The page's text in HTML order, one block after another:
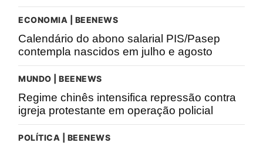
ECONOMIA | BEENEWS
Calendário do abono salarial PIS/Pasep
contempla nascidos em julho e agosto
MUNDO | BEENEWS
Regime chinês intensifica repressão contra
igreja protestante em operação policial
POLÍTICA | BEENEWS